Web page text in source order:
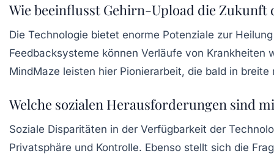
Wie beeinflusst Gehirn-Upload die
Die Technologie bietet enorme Potenziale zur
Feedbacksysteme können Verläufe von
MindMaze leisten hier Pionierarbeit, die bald in
Welche sozialen Herausforderungen sind
Soziale Disparitäten in der Verfügbarkeit der
Privatsphäre und Kontrolle. Ebenso stellt sich die